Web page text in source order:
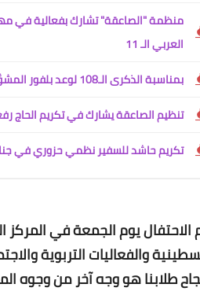
منظمة "الصاعقة" تشارك بفعالية في
العربي الـ 11
بمناسبة الذكرى الـ108 لوعد بلفور المشؤوم صادر عن منتدى المؤسسات والجمعيات العاملة في الوسط الفلسطيني في لبنان
تنظيم الصاعقة يشارك في تكريم
تكريم حاشد للسفير نظمي حزوري في
الاحتفال يوم الجمعة في
والفعاليات التربوية
طلابنا هو وجه آخر من وجوه